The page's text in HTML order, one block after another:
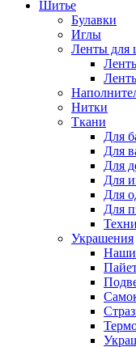
Шитье
Булавки
Иглы
Ленты для
Нитки
Ткани
Для
Для
Для
Для
Для
Для
Украшения